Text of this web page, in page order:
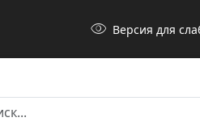
visibility Версия для